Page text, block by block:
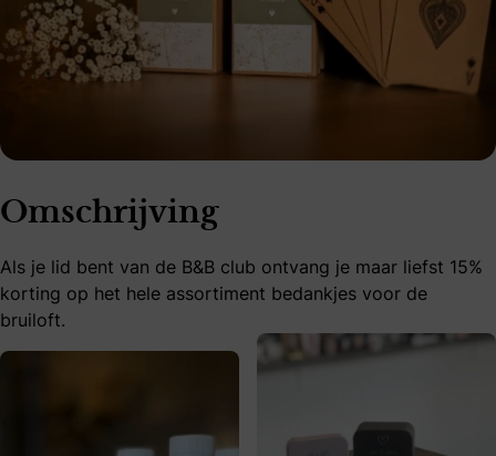
Omschrijving
Als je lid bent van de B&B club ontvang je maar liefst 15%
korting op het hele assortiment bedankjes voor de
bruiloft.